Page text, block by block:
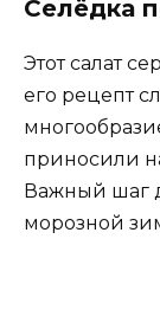
Селёдка
Этот салат
его рецепт
приносили
Важный шаг
морозной